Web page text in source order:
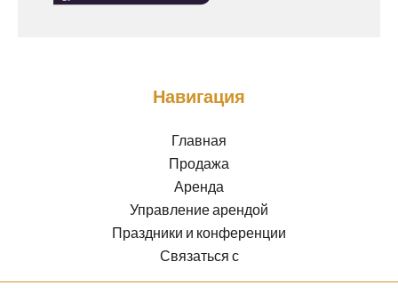
Навигация
Главная
Продажа
Аренда
Управление арендой
Праздники и конференции
Связаться с